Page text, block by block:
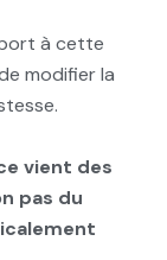
à cette
modifier la
vient des
pas du